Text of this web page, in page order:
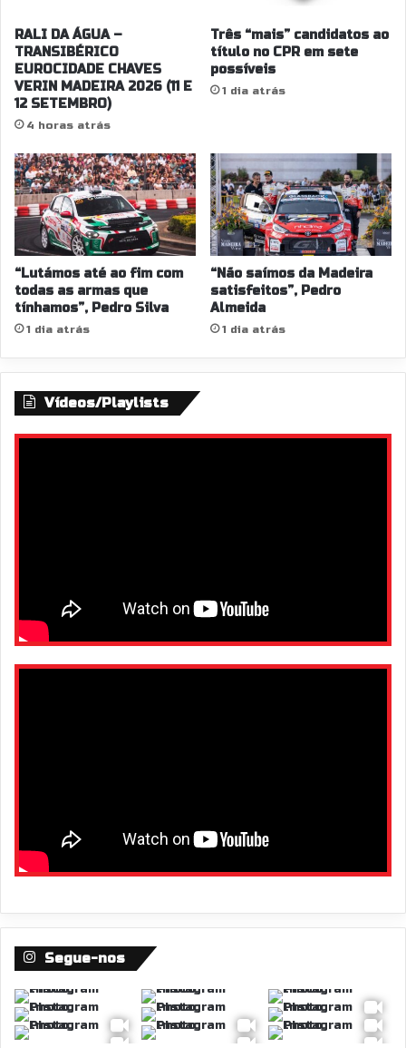
RALI DA ÁGUA –
TRANSIBÉRICO
EUROCIDADE CHAVES
VERIN MADEIRA 2026 (11 E
12 SETEMBRO)
4 horas atrás
Três “mais” candidatos ao
título no CPR em sete
possíveis
1 dia atrás
“Lutámos até ao fim com
todas as armas que
tínhamos”, Pedro Silva
1 dia atrás
“Não saímos da Madeira
satisfeitos”, Pedro
Almeida
1 dia atrás
Vídeos/Playlists
Segue-nos